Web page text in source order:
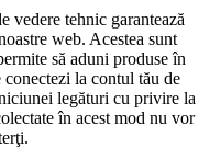
vedere tehnic garantează
web. Acestea sunt
să aduni produse în
conectezi la contul tău de
legături cu privire la
în acest mod nu vor